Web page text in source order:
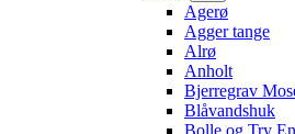
Agerø
Agger tange
Alrø
Anholt
Bjerregrav
Blåvandshuk
Bolle og Try